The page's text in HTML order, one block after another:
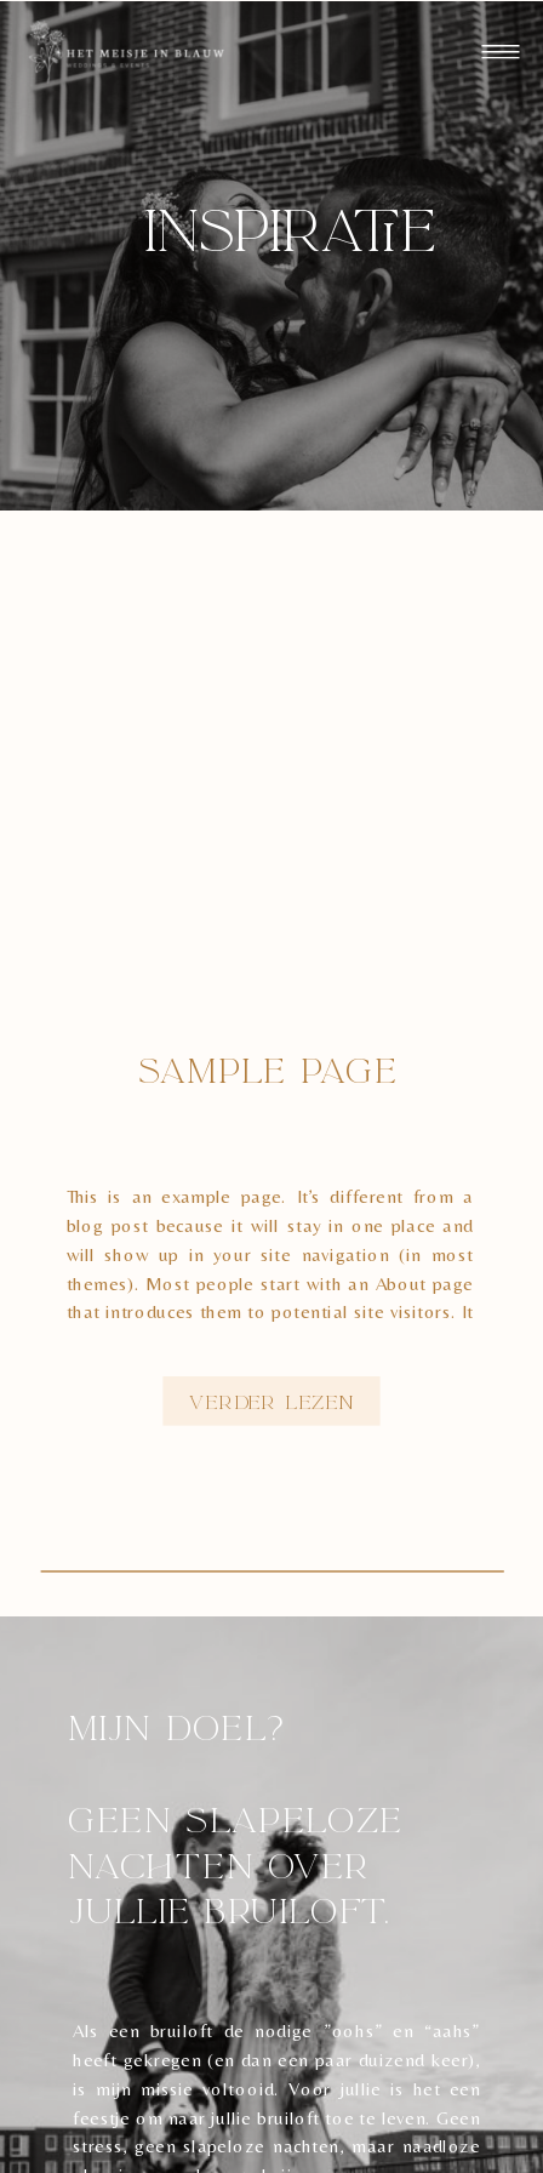
inspiratie
Verder lezen
This is an example page. It’s different from a
blog post because it will stay in one place and
will show up in your site navigation (in most
themes). Most people start with an About page
that introduces them to potential site visitors. It
Sample Page
Als een bruiloft de nodige ”oohs” en “aahs”
heeft gekregen (en dan een paar duizend keer),
is mijn missie voltooid. Voor jullie is het een
feestje om naar jullie bruiloft toe te leven. Geen
stress, geen slapeloze nachten, maar naadloze
Mijn doel?
geen slapeloze
nachten over
jullie bruiloft.